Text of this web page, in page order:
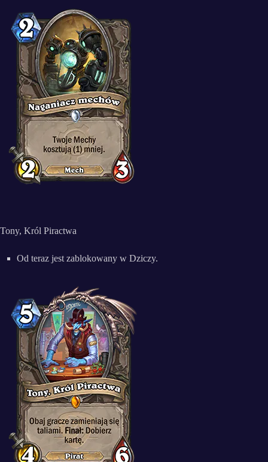
Tony, Król Piractwa
Od teraz jest zablokowany w Dziczy.